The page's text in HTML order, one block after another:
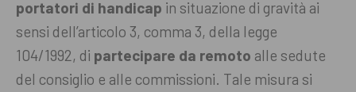
portatori di handicap in situazione di gravità ai
sensi dell’articolo 3, comma 3, della legge
104/1992, di partecipare da remoto alle sedute
del consiglio e alle commissioni. Tale misura si